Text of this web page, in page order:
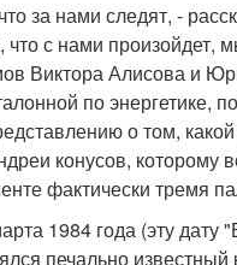
за нами следят, -
что с нами
Виктора Алисова и
по энергетике,
о том,
конусов,
фактически тремя
1984 года (эту
печально